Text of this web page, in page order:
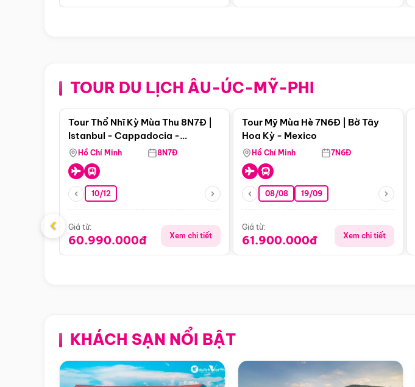
TOUR DU LỊCH ÂU-ÚC-MỸ-PHI
Điểm nổi bật
Tour Thổ Nhĩ Kỳ Mùa Thu 8N7Đ |
Istanbul - Cappadocia -
Pamukkale
Hồ Chí Minh 8N7Đ
10/12
Giá từ:
60.990.000đ Xem chi tiết
Tour Mỹ Mùa Hè 7N6Đ | Bờ Tây
Hoa Kỳ - Mexico
Hồ Chí Minh 7N6Đ
08/08 19/09
Giá từ:
61.900.000đ Xem chi tiết
‹
KHÁCH SẠN NỔI BẬT